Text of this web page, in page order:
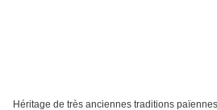
Héritage de très anciennes traditions